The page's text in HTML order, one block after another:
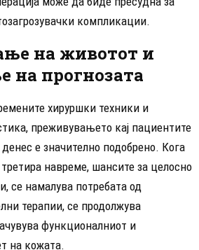
компликации.
на животот и
на прогнозата
хируршки техники и
преживувањето кај пациентите
е значително подобрено. Кога
навреме, шансите за целосно
се намалува потребата од
терапии, се продолжува
функционалниот и
на кожата.